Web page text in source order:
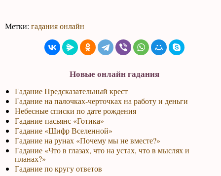
Метки:гадания онлайн
Новые онлайн гадания
Гадание Предсказательный крест
Гадание на палочках-черточках на работу и деньги
Небесные списки по дате рождения
Гадание-пасьянс «Готика»
Гадание «Шифр Вселенной»
Гадание на рунах «Почему мы не вместе?»
Гадание «Что в глазах, что на устах, что в мыслях и
планах?»
Гадание по кругу ответов